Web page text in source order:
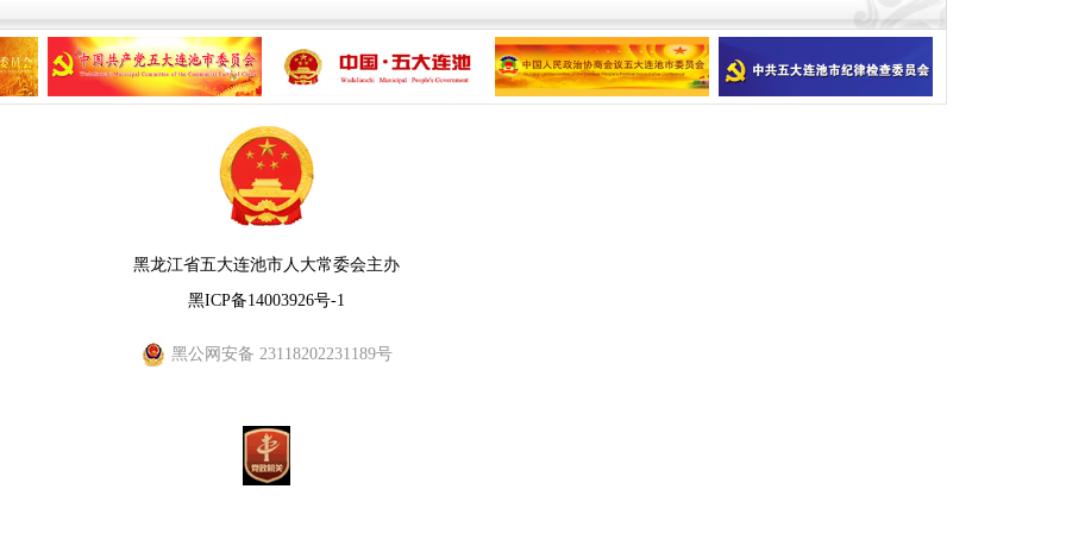
黑龙江省五大连池市人大常委会主办
黑ICP备14003926号-1
黑公网安备 23118202231189号